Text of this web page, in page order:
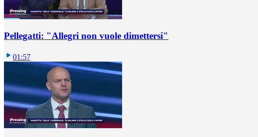
Pellegatti: "Allegri non vuole dimettersi"
01:57